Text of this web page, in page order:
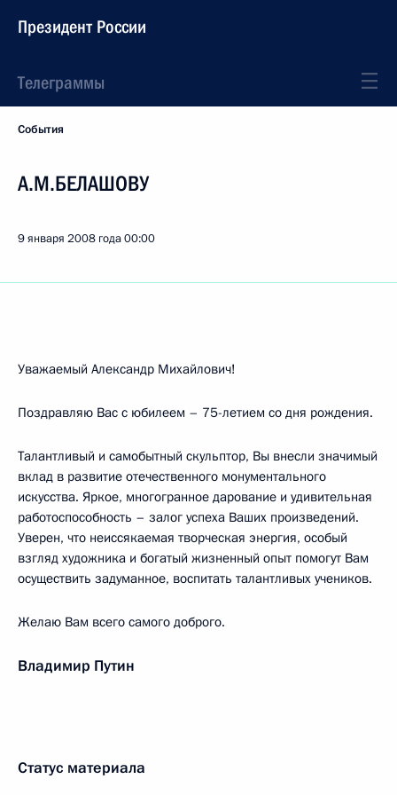
Президент России
Телеграммы
События
А.М.БЕЛАШОВУ
9 января 2008 года00:00
Уважаемый Александр Михайлович!
Поздравляю Вас с юбилеем – 75-летием со дня рождения.
Талантливый и самобытный скульптор, Вы внесли значимый
вклад в развитие отечественного монументального
искусства. Яркое, многогранное дарование и удивительная
работоспособность – залог успеха Ваших произведений.
Уверен, что неиссякаемая творческая энергия, особый
взгляд художника и богатый жизненный опыт помогут Вам
осуществить задуманное, воспитать талантливых учеников.
Желаю Вам всего самого доброго.
Владимир Путин
Статус материала